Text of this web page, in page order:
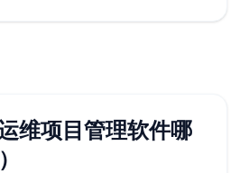
维项目管理软件哪